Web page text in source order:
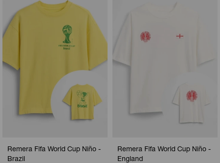
Remera Fifa World Cup Niño -
Brazil
Remera Fifa World Cup Niño -
England
Shorts
Vestidos y polleras
Pijamas
Shorts
Ropa interior
Polos
Ropa interior
Sets